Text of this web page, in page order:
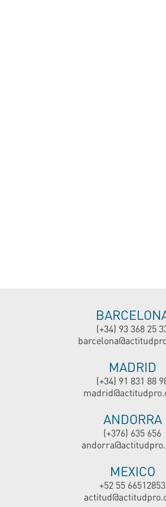
(+34) 93 368 25
MADRID
(+34) 91 831 88
ANDORRA
(+376) 635 656
MEXICO
+52 55 66512853